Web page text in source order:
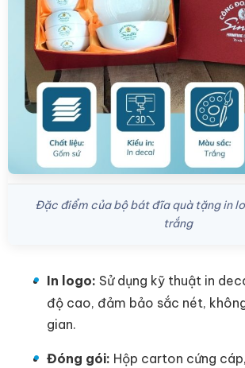
Đặc điểm của bộ bát đĩa quà tặng in
trắng
In logo: Sử dụng kỹ thuật in
độ cao, đảm bảo sắc nét,
gian.
Đóng gói: Hộp carton cứng